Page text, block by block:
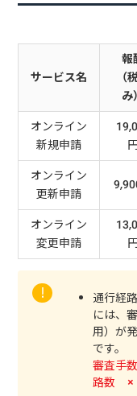
サービス名
報
（
み）
オンライン
新規申請
オンライン
更新申請
オンライン
変更申請
通行経
には、
用）が
です。
審査手
路数 ×